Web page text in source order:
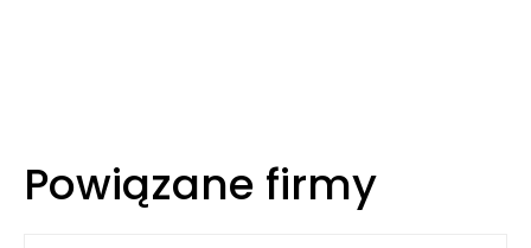
Powiązane firmy